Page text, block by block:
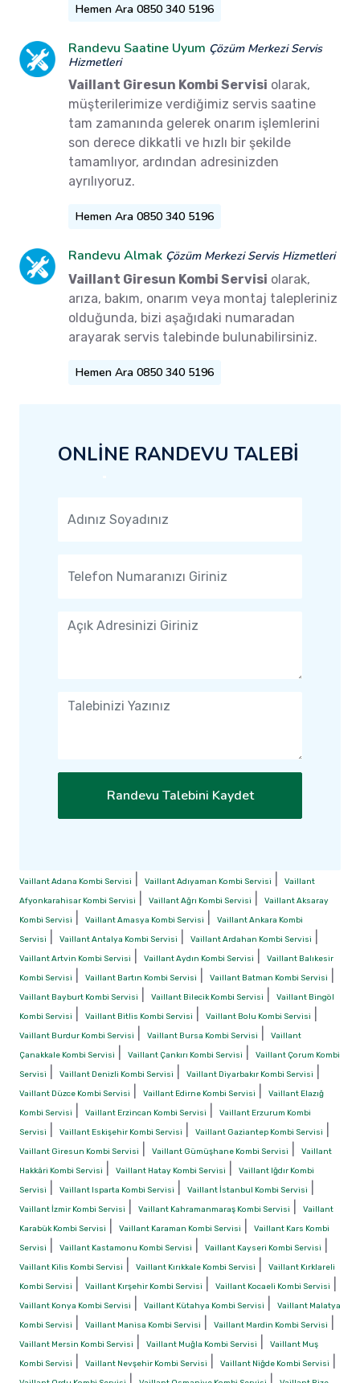
Hemen Ara 0850 340 5196
Randevu Saatine Uyum Çözüm Merkezi Servis
Hizmetleri
Vaillant Giresun Kombi Servisi olarak,
müşterilerimize verdiğimiz servis saatine
tam zamanında gelerek onarım işlemlerini
son derece dikkatli ve hızlı bir şekilde
tamamlıyor, ardından adresinizden
ayrılıyoruz.
Hemen Ara 0850 340 5196
Randevu Almak Çözüm Merkezi Servis Hizmetleri
Vaillant Giresun Kombi Servisi olarak,
arıza, bakım, onarım veya montaj talepleriniz
olduğunda, bizi aşağıdaki numaradan
arayarak servis talebinde bulunabilirsiniz.
Hemen Ara 0850 340 5196
ONLİNE RANDEVU TALEBİ
Randevu Talebini Kaydet
Vaillant Adana Kombi Servisi Vaillant Adıyaman Kombi Servisi
Vaillant
Afyonkarahisar Kombi Servisi
Vaillant Ağrı Kombi Servisi
Vaillant Aksaray
Kombi Servisi
Vaillant Amasya Kombi Servisi
Vaillant Ankara Kombi
Servisi
Vaillant Antalya Kombi Servisi Vaillant Ardahan Kombi Servisi
Vaillant Artvin Kombi Servisi Vaillant Aydın Kombi Servisi
Vaillant Balıkesir
Kombi Servisi
Vaillant Bartın Kombi Servisi Vaillant Batman Kombi Servisi
Vaillant Bayburt Kombi Servisi Vaillant Bilecik Kombi Servisi
Vaillant Bingöl
Kombi Servisi
Vaillant Bitlis Kombi Servisi Vaillant Bolu Kombi Servisi
Vaillant Burdur Kombi Servisi Vaillant Bursa Kombi Servisi
Vaillant
Çanakkale Kombi Servisi
Vaillant Çankırı Kombi Servisi
Vaillant Çorum Kombi
Servisi
Vaillant Denizli Kombi Servisi Vaillant Diyarbakır Kombi Servisi
Vaillant Düzce Kombi Servisi Vaillant Edirne Kombi Servisi
Vaillant Elazığ
Kombi Servisi
Vaillant Erzincan Kombi Servisi
Vaillant Erzurum Kombi
Servisi
Vaillant Eskişehir Kombi Servisi Vaillant Gaziantep Kombi Servisi
Vaillant Giresun Kombi Servisi Vaillant Gümüşhane Kombi Servisi
Vaillant
Hakkâri Kombi Servisi
Vaillant Hatay Kombi Servisi
Vaillant Iğdır Kombi
Servisi
Vaillant Isparta Kombi Servisi Vaillant İstanbul Kombi Servisi
Vaillant İzmir Kombi Servisi Vaillant Kahramanmaraş Kombi Servisi
Vaillant
Karabük Kombi Servisi
Vaillant Karaman Kombi Servisi
Vaillant Kars Kombi
Servisi
Vaillant Kastamonu Kombi Servisi Vaillant Kayseri Kombi Servisi
Vaillant Kilis Kombi Servisi Vaillant Kırıkkale Kombi Servisi
Vaillant Kırklareli
Kombi Servisi
Vaillant Kırşehir Kombi Servisi Vaillant Kocaeli Kombi Servisi
Vaillant Konya Kombi Servisi Vaillant Kütahya Kombi Servisi
Vaillant Malatya
Kombi Servisi
Vaillant Manisa Kombi Servisi Vaillant Mardin Kombi Servisi
Vaillant Mersin Kombi Servisi Vaillant Muğla Kombi Servisi
Vaillant Muş
Kombi Servisi
Vaillant Nevşehir Kombi Servisi Vaillant Niğde Kombi Servisi